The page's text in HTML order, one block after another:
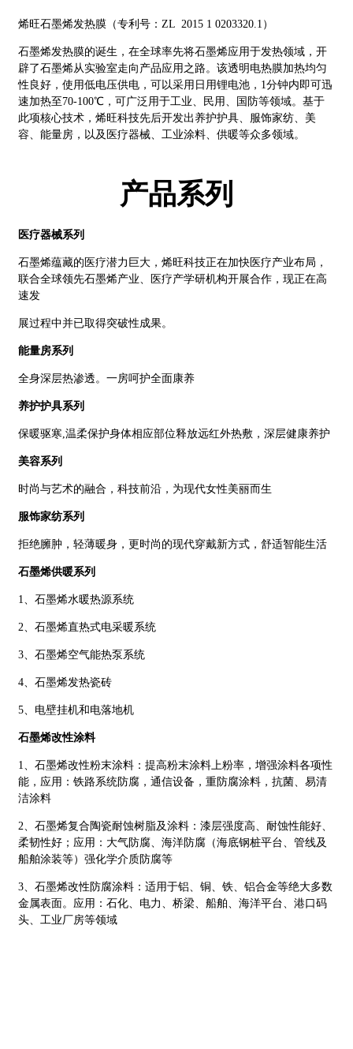
烯旺石墨烯发热膜（专利号：ZL 2015 1 0203320.1）
石墨烯发热膜的诞生，在全球率先将石墨烯应用于发热领域，开
辟了石墨烯从实验室走向产品应用之路。该透明电热膜加热均匀
性良好，使用低电压供电，可以采用日用锂电池，1分钟内即可迅
速加热至70-100℃，可广泛用于工业、民用、国防等领域。基于
此项核心技术，烯旺科技先后开发出养护护具、服饰家纺、美
容、能量房，以及医疗器械、工业涂料、供暖等众多领域。
产品系列
医疗器械系列
石墨烯蕴藏的医疗潜力巨大，烯旺科技正在加快医疗产业布局，
联合全球领先石墨烯产业、医疗产学研机构开展合作，现正在高
速发
展过程中并已取得突破性成果。
能量房系列
全身深层热渗透。一房呵护全面康养
养护护具系列
保暖驱寒,温柔保护身体相应部位释放远红外热敷，深层健康养护
美容系列
时尚与艺术的融合，科技前沿，为现代女性美丽而生
服饰家纺系列
拒绝臃肿，轻薄暖身，更时尚的现代穿戴新方式，舒适智能生活
石墨烯供暖系列
1、石墨烯水暖热源系统
2、石墨烯直热式电采暖系统
3、石墨烯空气能热泵系统
4、石墨烯发热瓷砖
5、电壁挂机和电落地机
石墨烯改性涂料
1、石墨烯改性粉末涂料：提高粉末涂料上粉率，增强涂料各项性
能，应用：铁路系统防腐，通信设备，重防腐涂料，抗菌、易清
洁涂料
2、石墨烯复合陶瓷耐蚀树脂及涂料：漆层强度高、耐蚀性能好、
柔韧性好；应用：大气防腐、海洋防腐（海底钢桩平台、管线及
船舶涂装等）强化学介质防腐等
3、石墨烯改性防腐涂料：适用于铝、铜、铁、铝合金等绝大多数
金属表面。应用：石化、电力、桥梁、船舶、海洋平台、港口码
头、工业厂房等领域